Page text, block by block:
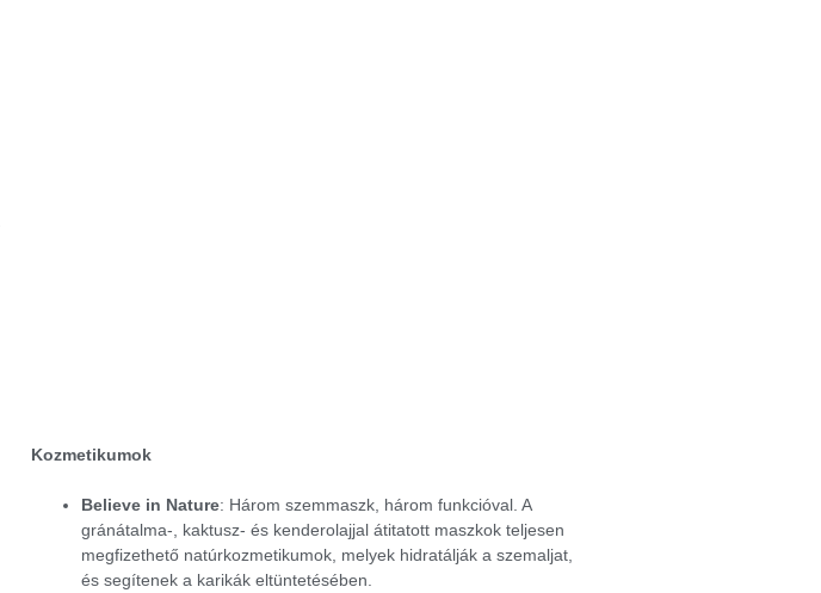
Kozmetikumok
Believe in Nature: Három szemmaszk, három funkcióval. A
gránátalma-, kaktusz- és kenderolajjal átitatott maszkok teljesen
megfizethető natúrkozmetikumok, melyek hidratálják a szemaljat,
és segítenek a karikák eltüntetésében.